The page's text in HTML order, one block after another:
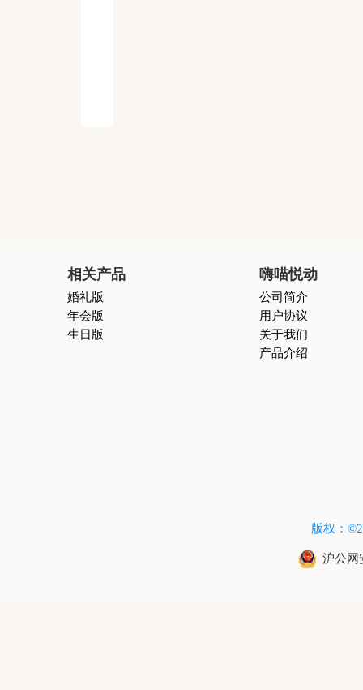
相关产品
婚礼版
年会版
生日版
嗨喵悦动
公司简介
用户协议
关于我们
产品介绍
版权：
沪公网